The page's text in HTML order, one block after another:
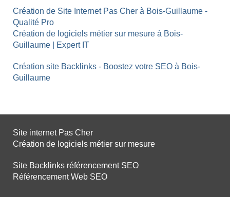
Création de Site Internet Pas Cher à Bois-Guillaume -
Qualité Pro
Création de logiciels métier sur mesure à Bois-
Guillaume | Expert IT
Création site Backlinks - Boostez votre SEO à Bois-
Guillaume
Site internet Pas Cher
Création de logiciels métier sur mesure
Site Backlinks référencement SEO
Référencement Web SEO